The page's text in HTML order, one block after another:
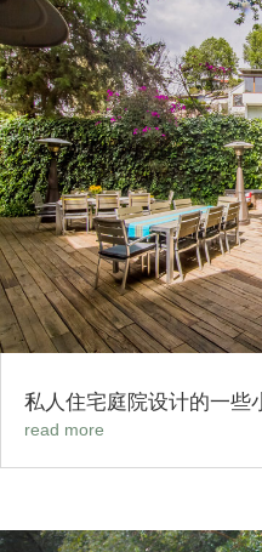
私人住宅庭院设计的一些
read more